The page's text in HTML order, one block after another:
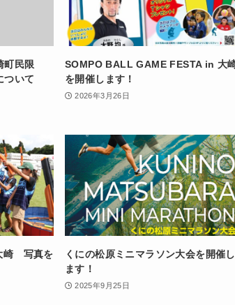
町民限
ついて
SOMPO BALL GAME FESTA in 大
を開催します！
2026年3月26日
崎 写真を
くにの松原ミニマラソン大会を開催し
ます！
2025年9月25日